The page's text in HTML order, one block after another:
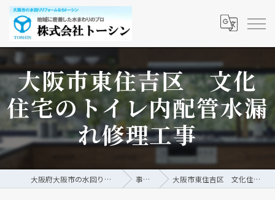
大阪市東住吉区 文化
住宅のトイレ内配管水漏
れ修理工事
大阪府大阪市の水回りリフォームなら株式会社トーシン 事例/ブログ 大阪市東住吉区 文化住宅のトイレ内配管水漏れ修理工事